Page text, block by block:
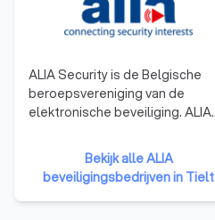
ALIA Security is de Belgische
beroepsvereniging van de
elektronische beveiliging. ALIA
installateurs, de fabrikanten en
de distributeurs inzake
inbraakdetectie, branddetectie,
toegangscontrole en
Bekijk alle ALIA
beveiligingsbedrijven in Tielt